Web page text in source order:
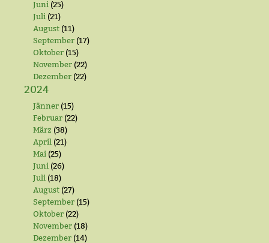
Juni (25)
Juli (21)
August (11)
September (17)
Oktober (15)
November (22)
Dezember (22)
2024
Jänner (15)
Februar (22)
März (38)
April (21)
Mai (25)
Juni (26)
Juli (18)
August (27)
September (15)
Oktober (22)
November (18)
Dezember (14)